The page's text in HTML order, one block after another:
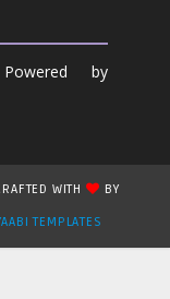
by
WITH
BY
TEMPLATES